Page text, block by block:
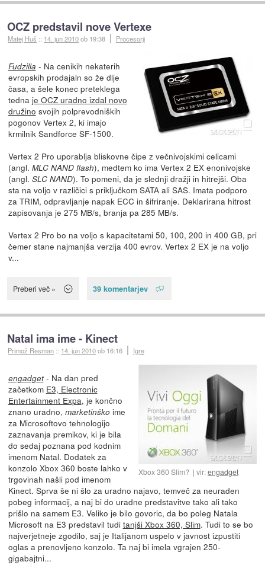
OCZ predstavil nove Vertexe
Matej Huš :: 14. jun 2010ob 19:38 Procesorji
Fudzilla - Na cenikih nekaterih
evropskih prodajaln so že dlje
časa, a šele konec preteklega
tedna je OCZ uradno izdal novo
družino svojih polprevodniških
pogonov Vertex 2, ki imajo
krmilnik Sandforce SF-1500.
Vertex 2 Pro uporablja bliskovne čipe z večnivojskimi celicami
(angl. MLC NAND flash), medtem ko ima Vertex 2 EX enonivojske
(angl. SLC NAND). To pomeni, da je slednji dražji in hitrejši. Oba
sta na voljo v različici s priključkom SATA ali SAS. Imata podporo
za TRIM, odpravljanje napak ECC in šifriranje. Deklarirana hitrost
zapisovanja je 275 MB/s, branja pa 285 MB/s.
Vertex 2 Pro bo na voljo s kapacitetami 50, 100, 200 in 400 GB, pri
čemer stane najmanjša verzija 400 evrov. Vertex 2 EX je na voljo
v...
Preberi več » 39 komentarjev
Natal ima ime - Kinect
Primož Resman :: 14. jun 2010ob 16:16 Igre
Xbox 360 Slim? vir:engadget
engadget- Na dan pred
začetkom E3, Electronic
Entertainment Expa, je končno
znano uradno, marketinško ime
za Microsoftovo tehnologijo
zaznavanja premikov, ki je bila
do sedaj poznana pod kodnim
imenom Natal. Dodatek za
konzolo Xbox 360 boste lahko v
trgovinah našli pod imenom
Kinect. Sprva še ni šlo za uradno najavo, temveč za neuraden
pobeg informacij, a naj bi do uradne predstavitve tako ali tako
prišlo na samem E3. Veliko je bilo govoric, da bo poleg Natala
Microsoft na E3 predstavil tudi tanjši Xbox 360, Slim. Tudi to se bo
najverjetneje zgodilo, saj je Italijanom uspelo v javnost izpustiti
oglas a prenovljeno konzolo. Ta naj bi imela vgrajen 250-
gigabajtni...